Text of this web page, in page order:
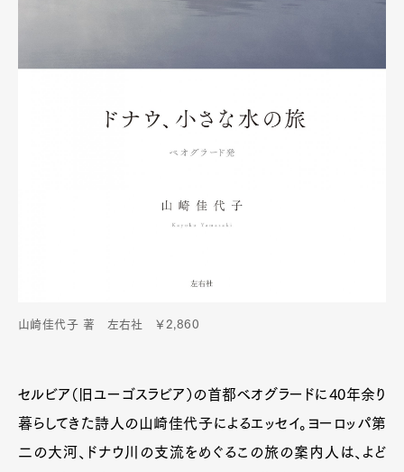
山崎佳代子 著 左右社 ￥2,860
セルビア（旧ユーゴスラビア）の首都ベオグラードに40年余り
暮らしてきた詩人の山崎佳代子によるエッセイ。ヨーロッパ第
二の大河、ドナウ川の支流をめぐるこの旅の案内人は、よど